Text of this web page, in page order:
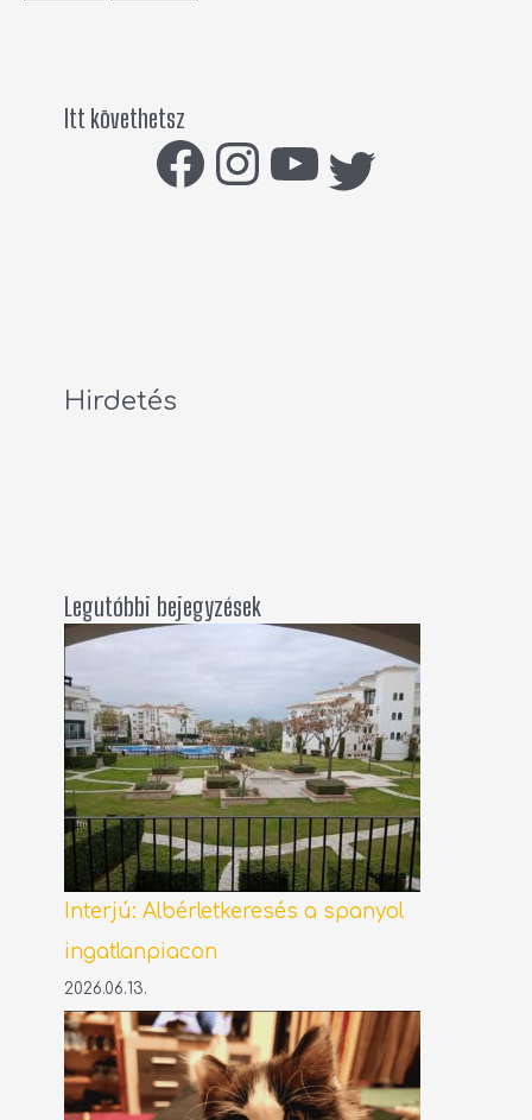
Itt követhetsz
Hirdetés
Legutóbbi bejegyzések
Interjú: Albérletkeresés a spanyol
ingatlanpiacon
2026.06.13.